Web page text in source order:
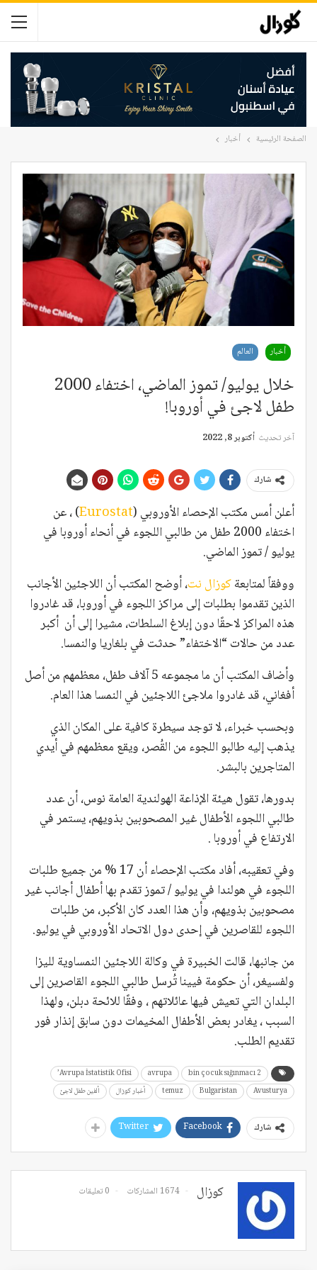
الصفحة الرئيسية أخبار
أخبار العالم
خلال يوليو/ تموز الماضي، اختفاء 2000
طفل لاجئ في أوروبا!
آخر تحديث أكتوبر 8, 2022
شارك
أعلن أمس مكتب الإحصاء الأوروبي (Eurostat) ، عن
اختفاء 2000 طفل من طالبي اللجوء في أنحاء أوروبا في
يوليو / تموز الماضي.
ووفقاً لمتابعةكوزال نت، أوضح المكتب أن اللاجئين الأجانب
الذين تقدموا بطلبات إلى مراكز اللجوء في أوروبا، قد غادروا
هذه المراكز لاحقًا دون إبلاغ السلطات، مشيرا إلى أن أكبر
عدد من حالات “الاختفاء” حدثت في بلغاريا والنمسا.
وأضاف المكتب أن ما مجموعه 5 آلاف طفل، معظمهم من أصل
أفغاني، قد غادروا ملاجئ اللاجئين في النمسا هذا العام.
وبحسب خبراء، لا توجد سيطرة كافية على المكان الذي
يذهب إليه طالبو اللجوء من القُصر، ويقع معظمهم في أيدي
المتاجرين بالبشر.
بدورها، تقول هيئة الإذاعة الهولندية العامة نوس، أن عدد
طالبي اللجوء الأطفال غير المصحوبين بذويهم، يستمر في
الارتفاع في أوروبا .
وفي تعقيبه، أفاد مكتب الإحصاء أن 17 % من جميع طلبات
اللجوء في هولندا في يوليو / تموز تقدم بها أطفال أجانب غير
مصحوبين بذويهم، وأن هذا العدد كان الأكبر، من طلبات
اللجوء للقاصرين في إحدى دول الاتحاد الأوروبي في يوليو.
من جانبها، قالت الخبيرة في وكالة اللاجئين النمساوية لليزا
ولفسيغر، أن حكومة فيينا تُرسل طالبي اللجوء القاصرين إلى
البلدان التي تعيش فيها عائلاتهم ، وفقًا للائحة دبلن، ولهذا
السبب ، يغادر بعض الأطفال المخيمات دون سابق إنذار فور
تقديم الطلب.
2 bin çocuk sığınmacı
avrupa
Avrupa İstatistik Ofisi’
Avusturya
Bulgaristan
temuz أخبار كوزال ألفين طفل لاجئ
شارك Facebook
Twitter
كوزال 1674 المشاركات 0 تعليقات